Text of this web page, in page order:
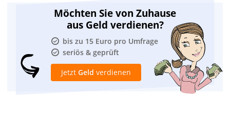
Möchten Sie von Zuhause
aus Geld verdienen?
bis zu 15 Euro pro Umfrage
seriös & geprüft
Jetzt Geld verdienen